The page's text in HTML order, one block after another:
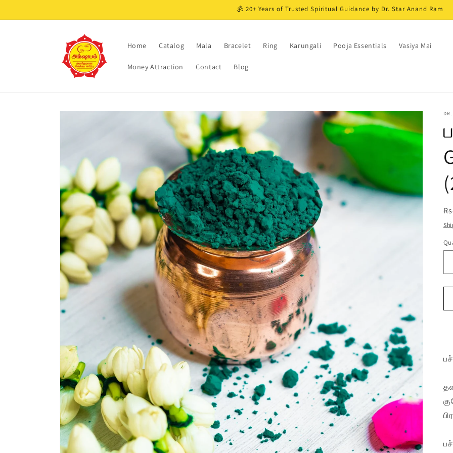
🕉️ 20+ Years of Trusted Spiritual Guidance by Dr. Star Anand Ram
Home Catalog Mala Bracelet Ring Karungali Pooja Essentials Vasiya Mai
Money Attraction Contact Blog
Skip to